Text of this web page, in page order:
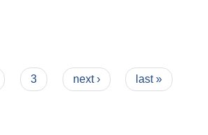
3 next › last »